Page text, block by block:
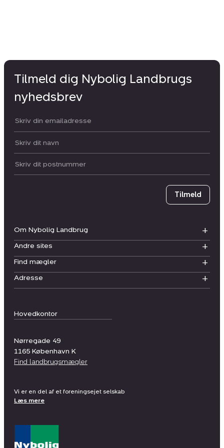
Hovedkontor
Nørregade 49
1165 København K
Find landbrugsmægler
Om Nybolig Landbrug
Andre sites
Find mægler
Adresse
Tilmeld dig Nybolig Landbrugs
nyhedsbrev
Din email:
Dit navn:
Postnummer
Tilmeld
Vi er en del af et foreningsejet selskab
Læs mere